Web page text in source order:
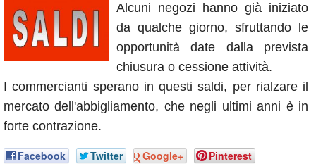
Calendario
Annunci
Alcuni negozi hanno già iniziato
da qualche giorno, sfruttando le
opportunità date dalla prevista
chiusura o cessione attività.
I commercianti sperano in questi saldi, per rialzare il
mercato dell'abbigliamento, che negli ultimi anni è in
forte contrazione.
Facebook Twitter Google+ Pinterest